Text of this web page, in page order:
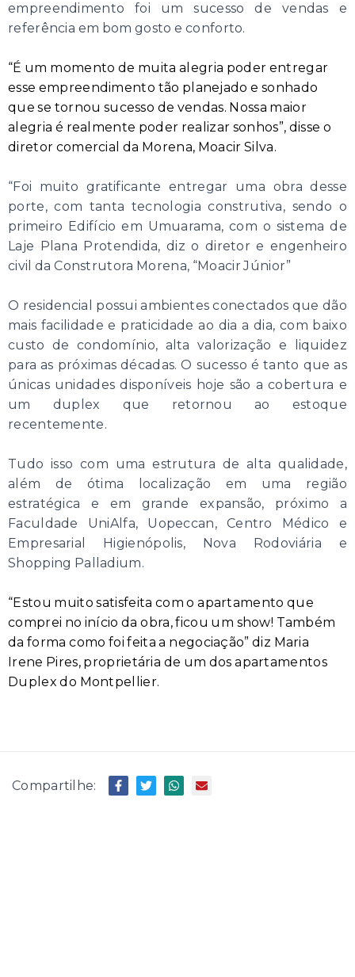
empreendimento foi um sucesso de vendas e
referência em bom gosto e conforto.
“É um momento de muita alegria poder entregar
esse empreendimento tão planejado e sonhado
que se tornou sucesso de vendas. Nossa maior
alegria é realmente poder realizar sonhos”, disse o
diretor comercial da Morena, Moacir Silva.
“Foi muito gratificante entregar uma obra desse
porte, com tanta tecnologia construtiva, sendo o
primeiro Edifício em Umuarama, com o sistema de
Laje Plana Protendida, diz o diretor e engenheiro
civil da Construtora Morena, “Moacir Júnior”
O residencial possui ambientes conectados que dão
mais facilidade e praticidade ao dia a dia, com baixo
custo de condomínio, alta valorização e liquidez
para as próximas décadas. O sucesso é tanto que as
únicas unidades disponíveis hoje são a cobertura e
um duplex que retornou ao estoque
recentemente.
Tudo isso com uma estrutura de alta qualidade,
além de ótima localização em uma região
estratégica e em grande expansão, próximo a
Faculdade UniAlfa, Uopeccan, Centro Médico e
Empresarial Higienópolis, Nova Rodoviária e
Shopping Palladium.
“Estou muito satisfeita com o apartamento que
comprei no início da obra, ficou um show! Também
da forma como foi feita a negociação” diz Maria
Irene Pires, proprietária de um dos apartamentos
Duplex do Montpellier.
Compartilhe: